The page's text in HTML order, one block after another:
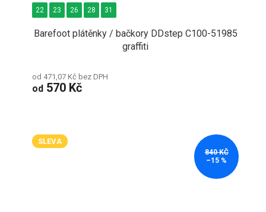
Barefoot plátěnky / bačkory DDstep C100-51985
graffiti
od 471,07 Kč bez DPH
od 570 Kč
22 23 26 28 31
SLEVA
840 KČ
–15 %